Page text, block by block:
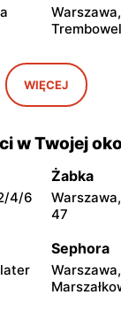
Odido
Warszawa,
7
Odido
Ząbki, ul.
Odido
Warszawa,
Odido
Łomianki,
WIĘCEJ
w Twojej
4/6
Żabka
47
Sephora